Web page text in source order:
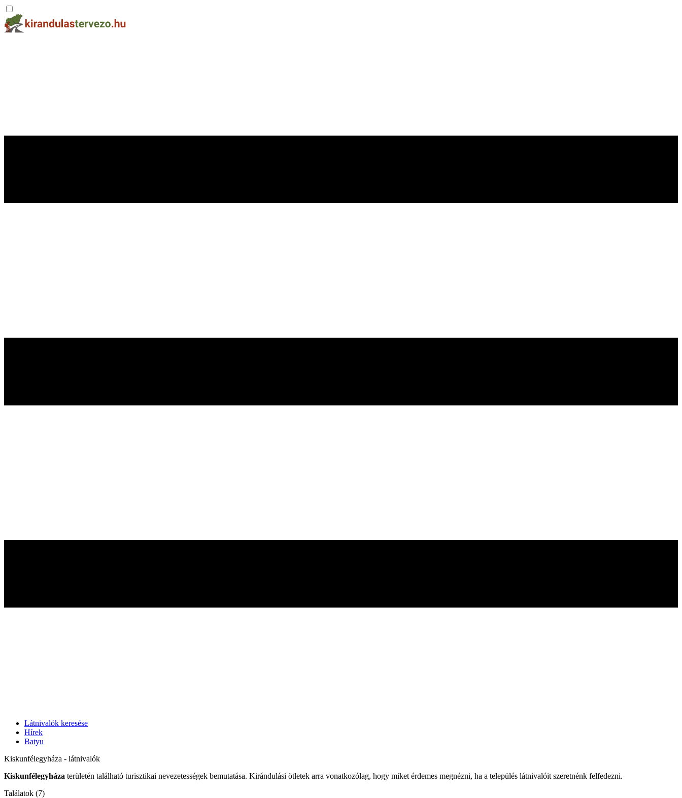
Látnivalók keresése
Hírek
Batyu
Kiskunfélegyháza - látnivalók
Kiskunfélegyháza területén található turisztikai nevezetességek bemutatása. Kirándulási ötletek arra vonatkozólag, hogy miket érdemes megnézni, ha a település látnivalóit szeretnénk felfedezni.
Találatok (7)